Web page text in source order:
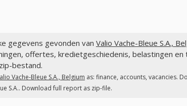
gegevens gevonden van Valio Vache-Bleue S.A.,
offertes, kredietgeschiedenis, belastingen en
bestand.
Vache-Bleue S.A., Belgium as: finance, accounts, vacancies.
S.A.. Download full report as zip-file.